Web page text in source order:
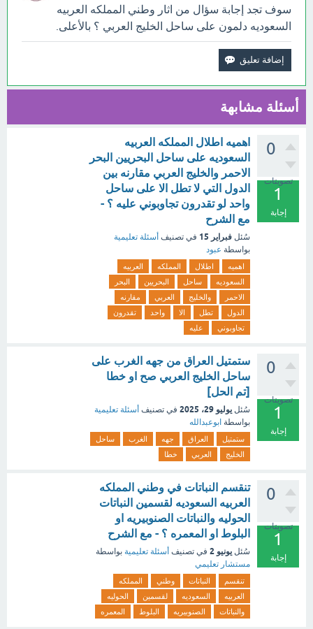
سوف تجد إجابة سؤال من اثار وطني المملكه العربيه
السعوديه دلمون على ساحل الخليج العربي ؟ بالأعلى.
أسئلة مشابهة
0
تصويتات
1
إجابة
اهميه اطلال المملكه العربيه
السعوديه على ساحل البحريين البحر
الاحمر والخليج العربي مقارنه بين
الدول التي لا تطل الا على ساحل
واحد لو تقدرون تجاوبوني عليه ؟ -
مع الشرح
سُئل فبراير 15 في تصنيف أسئلة تعليمية
بواسطة عبود
اهميه اطلال المملكه
العربيه
السعوديه
ساحل البحريين
البحر
الاحمر
والخليج العربي
مقارنه
الدول
تطل الا واحد
تقدرون
تجاوبوني
عليه
0
تصويتات
1
إجابة
ستمتيل العراق من جهه الغرب على
ساحل الخليج العربي صح او خطا
[تم الحل]
سُئل يوليو 29، 2025 في تصنيف أسئلة تعليمية
بواسطة ابوعبدالله
ستمتيل العراق جهه الغرب
ساحل
الخليج
العربي خطا
0
تصويتات
1
إجابة
تنقسم النباتات في وطني المملكه
العربيه السعوديه لقسمين النباتات
الحوليه والنباتات الصنوبيريه او
البلوط او المعمره ؟ - مع الشرح
سُئل يونيو 2 في تصنيف أسئلة تعليمية بواسطة
مستشار تعليمي
تنقسم النباتات وطني
المملكه
العربيه
السعوديه لقسمين
الحوليه
والنباتات
الصنوبيريه البلوط المعمره